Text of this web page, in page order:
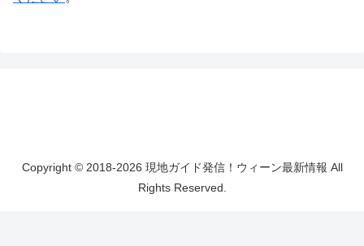
Copyright © 2018-2026 現地ガイド発信！ウィーン最新情報 All
Rights Reserved.